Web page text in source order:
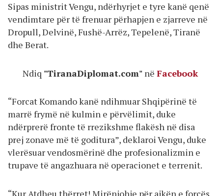
Sipas ministrit Vengu, ndërhyrjet e tyre kanë qenë
vendimtare për të frenuar përhapjen e zjarreve në
Dropull, Delvinë, Fushë-Arrëz, Tepelenë, Tiranë
dhe Berat.
Ndiq "TiranaDiplomat.com" në Facebook
“Forcat Komando kanë ndihmuar Shqipërinë të
marrë frymë në kulmin e përvëlimit, duke
ndërprerë fronte të rrezikshme flakësh në disa
prej zonave më të goditura”, deklaroi Vengu, duke
vlerësuar vendosmërinë dhe profesionalizmin e
trupave të angazhuara në operacionet e terrenit.
“Kur Atdheu thërret! Mirënjohje për ajkën e forcës